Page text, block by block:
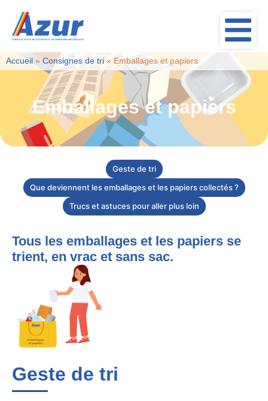
Emballages et papiers
Accueil »Consignes de tri » Emballages et papiers
Geste de tri
Que deviennent les emballages et les papiers collectés ?
Trucs et astuces pour aller plus loin
Tous les emballages et les papiers se
trient, en vrac et sans sac.
Geste de tri